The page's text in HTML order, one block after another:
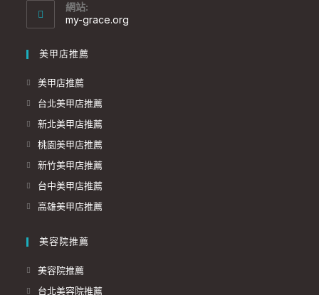
網站:
my-grace.org
美甲店推薦
美甲店推薦
台北美甲店推薦
新北美甲店推薦
桃園美甲店推薦
新竹美甲店推薦
台中美甲店推薦
高雄美甲店推薦
美容院推薦
美容院推薦
台北美容院推薦